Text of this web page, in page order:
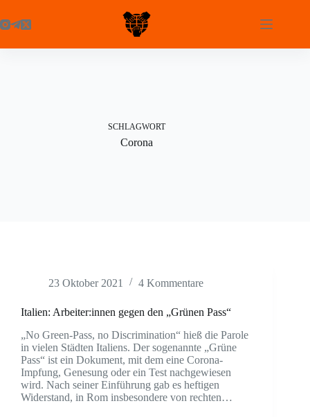
Inhalt
springen
SCHLAGWORT
Corona
23 Oktober 2021 4 Kommentare
Italien: Arbeiter:innen gegen den „Grünen Pass“
„No Green-Pass, no Discrimination“ hieß die Parole
in vielen Städten Italiens. Der sogenannte „Grüne
Pass“ ist ein Dokument, mit dem eine Corona-
Impfung, Genesung oder ein Test nachgewiesen
wird. Nach seiner Einführung gab es heftigen
Widerstand, in Rom insbesondere von rechten…